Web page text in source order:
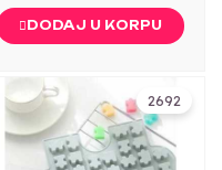
DODAJ U KORPU
2692